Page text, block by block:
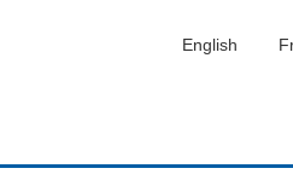
English